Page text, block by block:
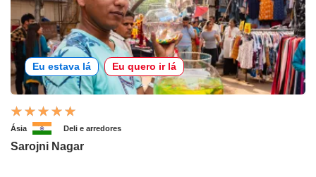
Eu estava lá Eu quero ir lá
Ásia Deli e arredores
Sarojni Nagar